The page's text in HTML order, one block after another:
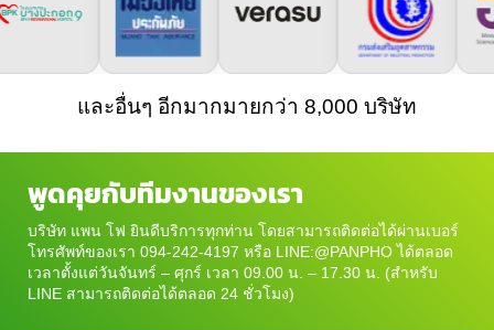
และอื่นๆ อีกมากมายกว่า 8,000 บริษัท
พูดคุยกับทีมงานของเรา
บริษัท แพน โฟ ยินดีบริการทุกท่าน โดยสามารถติดต่อได้ผ่านเบอร์
โทรศัพท์ของเรา 094-242-4197 หรือ LINE:@PANPHO ได้ตลอด
เวลาตั้งแต่วันจันทร์ – ศุกร์ เวลา 09.00 น. – 17.30 น. (สำหรับ
LINE สามารถติดต่อได้ตลอด 24 ชั่วโมง)